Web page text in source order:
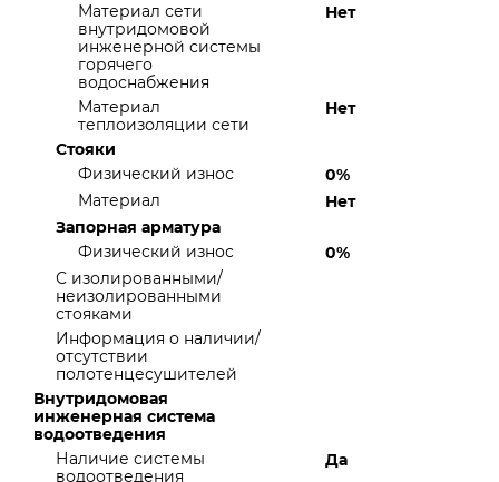
Материал сети
внутридомовой
инженерной системы
горячего
водоснабжения
Нет
Материал
теплоизоляции сети
Нет
Стояки
Физический износ
0%
Материал
Нет
Запорная арматура
Физический износ
0%
С изолированными/
неизолированными
стояками
Информация о наличии/
отсутствии
полотенцесушителей
Внутридомовая
инженерная система
водоотведения
Наличие системы
водоотведения
Да